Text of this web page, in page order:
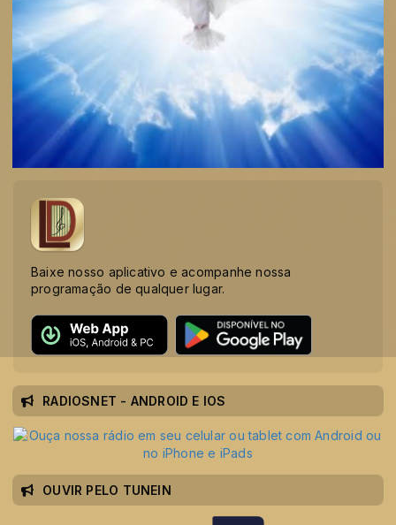
Baixe nosso aplicativo e acompanhe nossa
programação de qualquer lugar.
RADIOSNET - ANDROID E IOS
OUVIR PELO TUNEIN